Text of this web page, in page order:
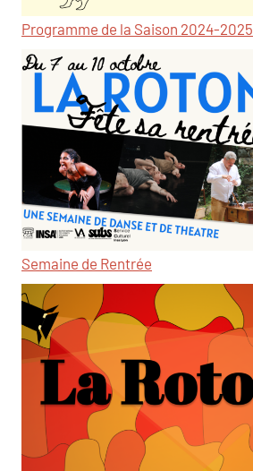
Programme de la Saison 2024-2025
Semaine de Rentrée